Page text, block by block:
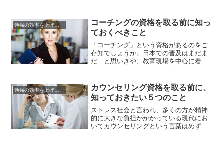
ウンセリングは、お金がかかるのが一般
的なのです。しかしカウンセリングを無
料で受けたいという人も多いですよね。
カウンセリングが一般的でない日本...
勉強の効率を上げる方法
コーチングの資格を取る前に知っ
ておくべきこと
「コーチング」という資格があるのをご
存知でしょうか。日本での普及はまだま
だ…と思いきや、教育現場を中心に着実
「コーチ」というと「指導者」のイメー
ジがパッと湧きますよね。そしてコーチ
ングとは「コーチをする」ことだと解釈
する人が多いのです。しかし「コーチ
ン...
勉強の効率を上げる方法
カウンセリング資格を取る前に、
知っておきたい５つのこと
ストレス社会と言われ、多くの方が精神
的に大きな負担がかかっている現代にお
いてカウンセリングという言葉はめずら